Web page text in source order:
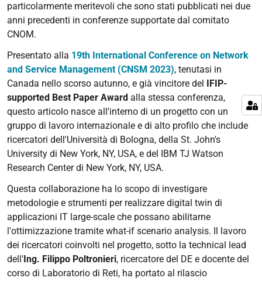
particolarmente meritevoli che sono stati pubblicati nei due
anni precedenti in conferenze supportate dal comitato
CNOM.
Presentato alla 19th International Conference on Network
and Service Management (CNSM 2023), tenutasi in
Canada nello scorso autunno, e già vincitore del IFIP-
supported Best Paper Award alla stessa conferenza,
questo articolo nasce all'interno di un progetto con un
gruppo di lavoro internazionale e di alto profilo che include
ricercatori dell'Università di Bologna, della St. John's
University di New York, NY, USA, e del IBM TJ Watson
Research Center di New York, NY, USA.
Questa collaborazione ha lo scopo di investigare
metodologie e strumenti per realizzare digital twin di
applicazioni IT large-scale che possano abilitarne
l'ottimizzazione tramite what-if scenario analysis. Il lavoro
dei ricercatori coinvolti nel progetto, sotto la technical lead
dell'Ing. Filippo Poltronieri, ricercatore del DE e docente del
corso di Laboratorio di Reti, ha portato al rilascio